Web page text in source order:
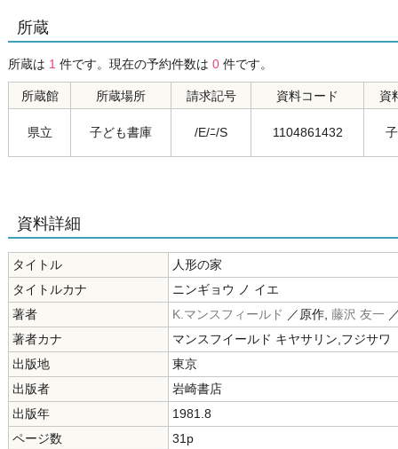
所蔵
所蔵は 1 件です。現在の予約件数は 0 件です。
所蔵館 所蔵場所 請求記号 資料コード 資
県立 子ども書庫 /E/ﾆ/S 1104861432
資料詳細
タイトル
人形の家
タイトルカナ
ニンギョウ ノ イエ
著者
K.マンスフィールド ／原作, 藤沢 友一
著者カナ
マンスフイールド キヤサリン,フジサワ
出版地
東京
出版者
岩崎書店
出版年
1981.8
ページ数
31p